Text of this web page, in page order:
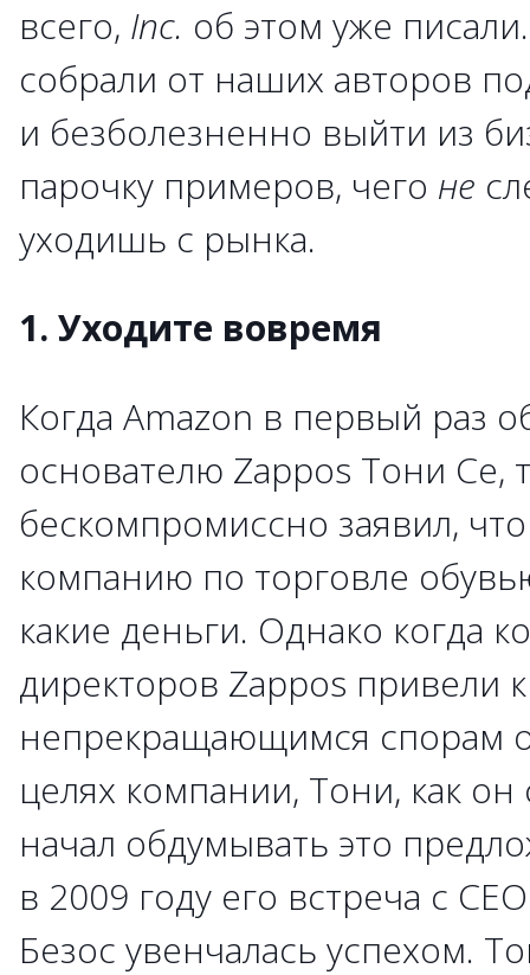
всего, Inc. об этом уже
собрали от наших авторов
и безболезненно выйти из
парочку примеров, чего не
уходишь с рынка.
1. Уходите вовремя
Когда Amazon в первый раз
основателю Zappos Тони Се,
бескомпромиссно заявил,
компанию по торговле
какие деньги. Однако когда
директоров Zappos привели к
непрекращающимся спорам
целях компании, Тони, как
начал обдумывать это
в 2009 году его встреча с
Безос увенчалась успехом.